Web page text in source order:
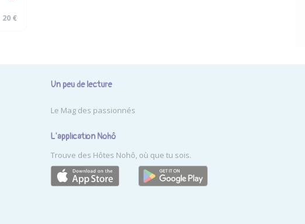
20 €
Un peu de lecture
Le Mag des passionnés
L'application Nohô
Trouve des Hôtes Nohô, où que tu sois.